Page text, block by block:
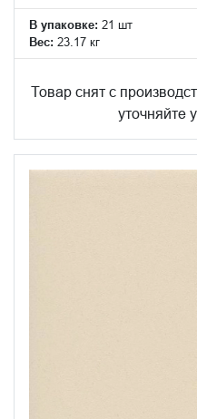
В упаковке: 21 шт
Вес: 23.17 кг
Товар снят с
уточняйте